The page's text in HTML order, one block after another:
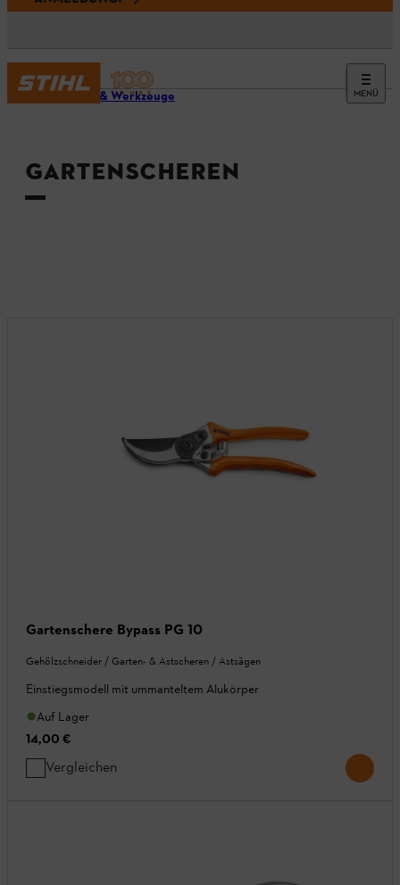
MENÜ
Geräte & Werkzeuge
GARTENSCHEREN
Gartenschere Bypass PG 10
Gehölzschneider / Garten- & Astscheren / Astsägen
Einstiegsmodell mit ummanteltem Alukörper
Auf Lager
14,00 €
Vergleichen